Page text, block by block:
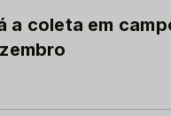
a coleta em